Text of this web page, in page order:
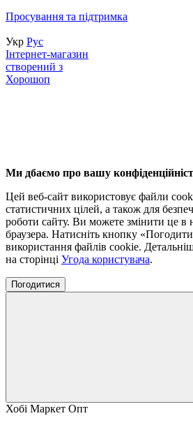
Просування та підтримка
Укр Рус
Інтернет-магазин
створений з
Хорошоп
Ми дбаємо про вашу
Цей веб-сайт використовує файли
статистичних цілей, а також для
роботи сайту. Ви можете змінити це в
браузера. Натисніть кнопку
використання файлів cookie.
на сторінці Угода користувача.
Погодитися
Хобі Маркет Опт